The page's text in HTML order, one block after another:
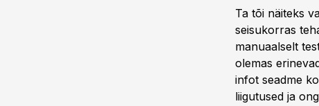
Ta tõi näiteks
seisukorras
manuaalselt
olemas
infot seadme
liigutused ja